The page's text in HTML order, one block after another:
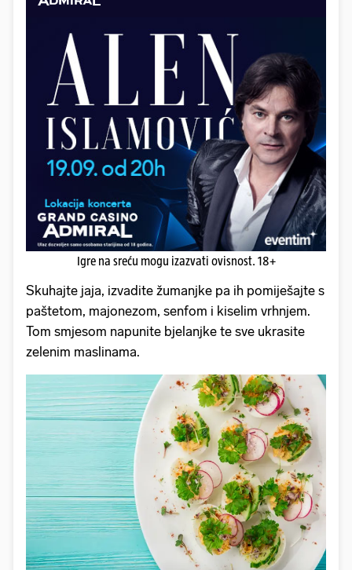
Igre na sreću mogu izazvati ovisnost. 18+
Skuhajte jaja, izvadite žumanjke pa ih pomiješajte s
paštetom, majonezom, senfom i kiselim vrhnjem.
Tom smjesom napunite bjelanjke te sve ukrasite
zelenim maslinama.